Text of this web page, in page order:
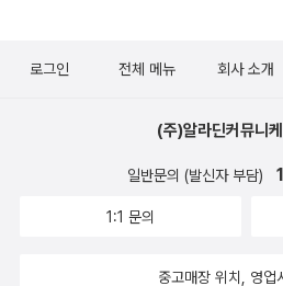
지금까지 본 뮤지컬 중에 최고의 찬
기대되던 조승우의 선과 악으로 구
한 연기, 마치 지킬이 된 듯, 하이드
보물섬>의 작가인 '로버트 루이스
이드>가 원작이다.1888년 런던, 헨
악을 분리하는 치료제 연구를 한다.
로그인 전체 메뉴 회사 소개
(주)알라딘커뮤니
일반문의 (발신자 부담)
1:1 문의
중고매장 위치, 영업